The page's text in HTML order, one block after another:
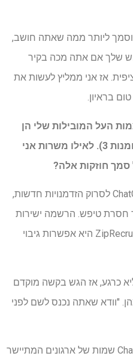
ליותר ממה שאתה חושב,
שלך אם אתה מכה בקיר
אז אני ממליץ לעשות את
בראיון.
העל המובילות שלי הן
(מיומנות 1), (מיומנות 2) ו- (מיומנות 3). לאילו משרות אני
סמך חוזקות אלה?
Demase גם ממליץ לבקש מ- ChatGpt לסרוק הזדמנויות חדשות,
חסרת טיפש. הרשמה ישירות
להתראות מלוחות עבודה כמו ZipRecruiter היא אפשרות גיבוי
כרגע, אז הגש בקשה מוקדם
"וודא שאתה נכנס לשם לפני
Leverant מציע גם לבקש מ- Chatgpt שמות של ארגונים המתיישר